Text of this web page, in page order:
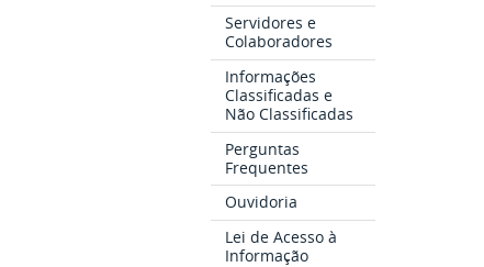
Servidores e
Colaboradores
Informações
Classificadas e
Não Classificadas
Perguntas
Frequentes
Ouvidoria
Lei de Acesso à
Informação